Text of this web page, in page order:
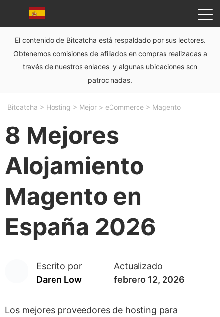
El contenido de Bitcatcha está respaldado por sus lectores.
Obtenemos comisiones de afiliados en compras realizadas a
través de nuestros enlaces, y algunas ubicaciones son
patrocinadas.
Bitcatcha > Hosting > Mejor > eCommerce > Magento
8 Mejores
Alojamiento
Magento en
España 2026
Escrito por
Daren Low
Actualizado
febrero 12, 2026
Los mejores proveedores de hosting para